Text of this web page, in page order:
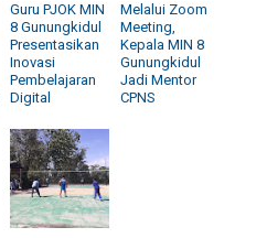
Guru PJOK MIN
8 Gunungkidul
Presentasikan
Inovasi
Pembelajaran
Digital
Melalui Zoom
Meeting,
Kepala MIN 8
Gunungkidul
Jadi Mentor
CPNS